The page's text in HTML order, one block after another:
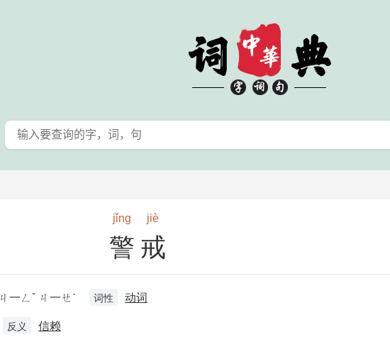
jǐng jiè
警戒
ㄐ一ㄥˇ ㄐ一ㄝˋ 词性 动词
反义 信赖